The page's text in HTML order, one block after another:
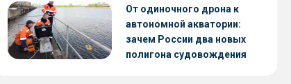
предприятия
От одиночного дрона к
автономной акватории:
зачем России два новых
полигона судовождения